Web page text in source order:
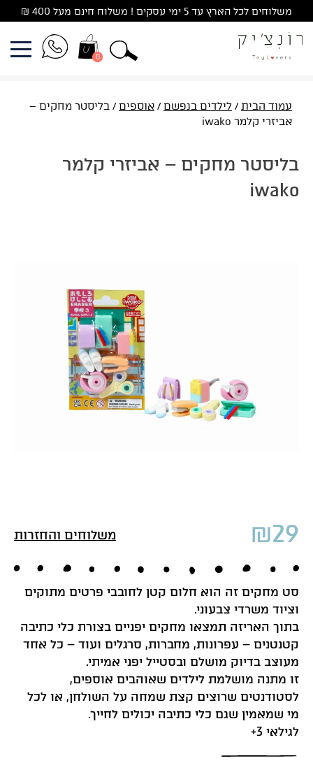
to
content
משלוחים לכל הארץ עד 5 ימי עסקים ! משלוח חינם מעל 400 ₪
0
עמוד הבית/ לילדים בנפשם/ אוספים/ בליסטר מחקים –
אביזרי קלמר iwako
בליסטר מחקים – אביזרי קלמר
iwako
₪29 משלוחים והחזרות
סט מחקים זה הוא חלום קטן לחובבי פרטים מתוקים
וציוד משרדי צבעוני.
בתוך האריזה תמצאו מחקים יפניים בצורת כלי כתיבה
קטנטנים – עפרונות, מחברות, סרגלים ועוד – כל אחד
מעוצב בדיוק מושלם ובסטייל יפני אמיתי.
זו מתנה מושלמת לילדים שאוהבים אוספים,
לסטודנטים שרוצים קצת שמחה על השולחן, או לכל
מי שמאמין שגם כלי כתיבה יכולים לחייך.
לגילאי 3+